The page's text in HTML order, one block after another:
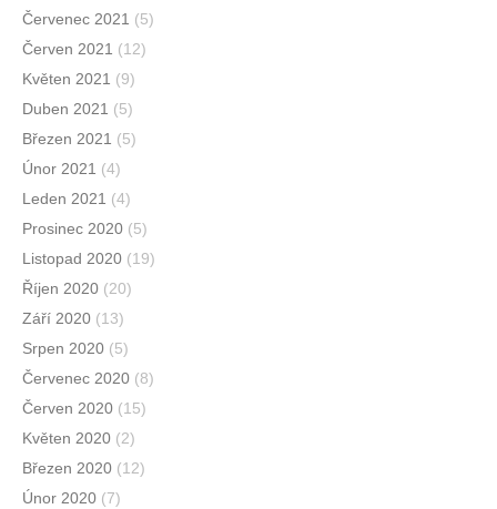
Červenec 2021 (5)
Červen 2021 (12)
Květen 2021 (9)
Duben 2021 (5)
Březen 2021 (5)
Únor 2021 (4)
Leden 2021 (4)
Prosinec 2020 (5)
Listopad 2020 (19)
Říjen 2020 (20)
Září 2020 (13)
Srpen 2020 (5)
Červenec 2020 (8)
Červen 2020 (15)
Květen 2020 (2)
Březen 2020 (12)
Únor 2020 (7)